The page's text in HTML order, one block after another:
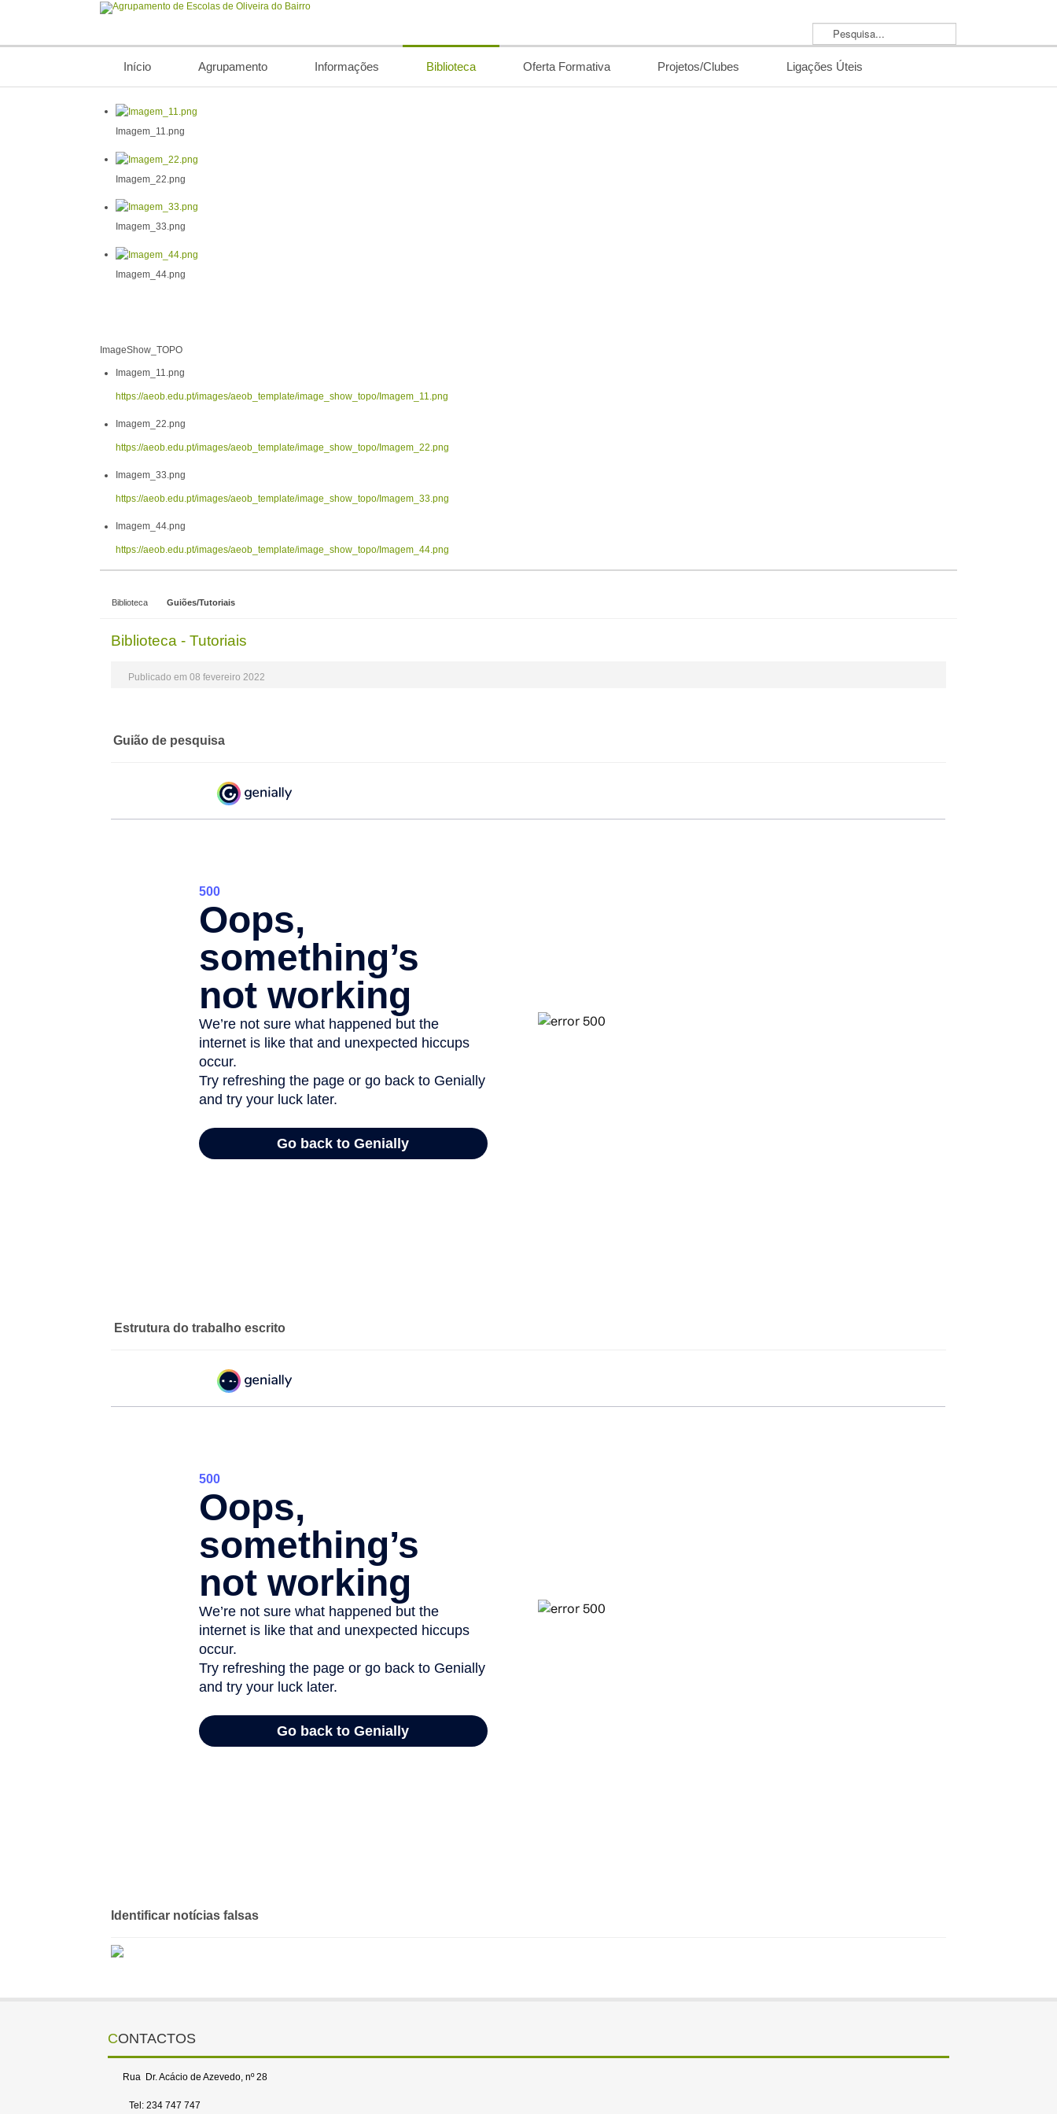
Pesquisa...
Início Agrupamento Informações Biblioteca Oferta Formativa Projetos/Clubes Ligações Úteis
Imagem_11.png
Imagem_22.png
Imagem_33.png
Imagem_44.png
ImageShow_TOPO
Imagem_11.png
https://aeob.edu.pt/images/aeob_template/image_show_topo/Imagem_11.png
Imagem_22.png
https://aeob.edu.pt/images/aeob_template/image_show_topo/Imagem_22.png
Imagem_33.png
https://aeob.edu.pt/images/aeob_template/image_show_topo/Imagem_33.png
Imagem_44.png
https://aeob.edu.pt/images/aeob_template/image_show_topo/Imagem_44.png
Biblioteca Guiões/Tutoriais
Biblioteca - Tutoriais
Publicado em 08 fevereiro 2022
Guião de pesquisa
Estrutura do trabalho escrito
Identificar notícias falsas
CONTACTOS
Rua Dr. Acácio de Azevedo, nº 28
Tel: 234 747 747